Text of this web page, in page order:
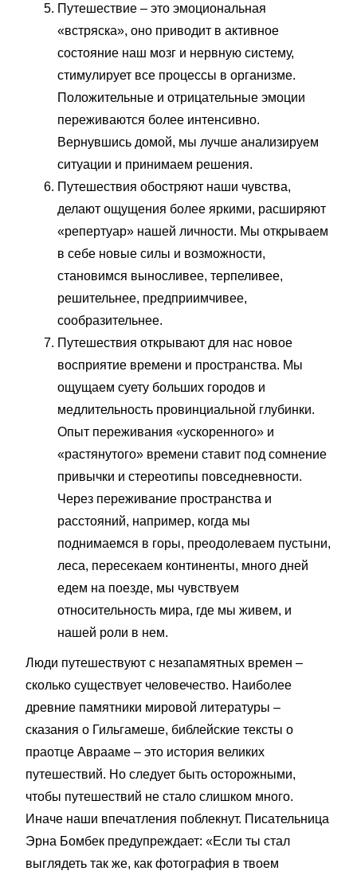
Путешествие – это эмоциональная
«встряска», оно приводит в активное
состояние наш мозг и нервную систему,
стимулирует все процессы в организме.
Положительные и отрицательные эмоции
переживаются более интенсивно.
Вернувшись домой, мы лучше анализируем
ситуации и принимаем решения.
Путешествия обостряют наши чувства,
делают ощущения более яркими, расширяют
«репертуар» нашей личности. Мы открываем
в себе новые силы и возможности,
становимся выносливее, терпеливее,
решительнее, предприимчивее,
сообразительнее.
Путешествия открывают для нас новое
восприятие времени и пространства. Мы
ощущаем суету больших городов и
медлительность провинциальной глубинки.
Опыт переживания «ускоренного» и
«растянутого» времени ставит под сомнение
привычки и стереотипы повседневности.
Через переживание пространства и
расстояний, например, когда мы
поднимаемся в горы, преодолеваем пустыни,
леса, пересекаем континенты, много дней
едем на поезде, мы чувствуем
относительность мира, где мы живем, и
нашей роли в нем.
Люди путешествуют с незапамятных времен –
сколько существует человечество. Наиболее
древние памятники мировой литературы –
сказания о Гильгамеше, библейские тексты о
праотце Аврааме – это история великих
путешествий. Но следует быть осторожными,
чтобы путешествий не стало слишком много.
Иначе наши впечатления поблекнут. Писательница
Эрна Бомбек предупреждает: «Если ты стал
выглядеть так же, как фотография в твоем